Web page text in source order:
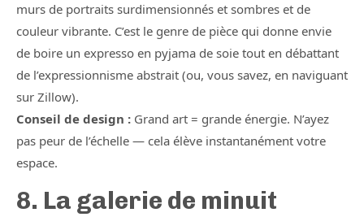
murs de portraits surdimensionnés et sombres et de
couleur vibrante. C’est le genre de pièce qui donne envie
de boire un expresso en pyjama de soie tout en débattant
de l’expressionnisme abstrait (ou, vous savez, en naviguant
sur Zillow).
Conseil de design : Grand art = grande énergie. N’ayez
pas peur de l’échelle — cela élève instantanément votre
espace.
8. La galerie de minuit